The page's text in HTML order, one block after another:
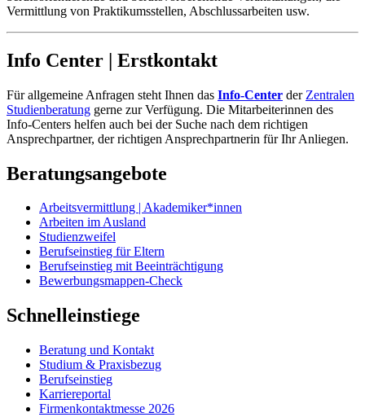
Vermittlung von Praktikumsstellen, Abschlussarbeiten usw.
Info Center | Erstkontakt
Für allgemeine Anfragen steht Ihnen das Info-Center der Zentralen
Studienberatung gerne zur Verfügung. Die Mitarbeiterinnen des
Info-Centers helfen auch bei der Suche nach dem richtigen
Ansprechpartner, der richtigen Ansprechpartnerin für Ihr Anliegen.
Beratungsangebote
Arbeitsvermittlung | Akademiker*innen
Arbeiten im Ausland
Studienzweifel
Berufseinstieg für Eltern
Berufseinstieg mit Beeinträchtigung
Bewerbungsmappen-Check
Schnelleinstiege
Beratung und Kontakt
Studium & Praxisbezug
Berufseinstieg
Karriereportal
Firmenkontaktmesse 2026